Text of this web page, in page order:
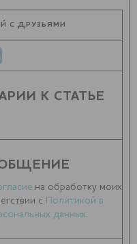
С ДРУЗЬЯМИ
К СТАТЬЕ
на обработку моих
с
Политикой в
данных.